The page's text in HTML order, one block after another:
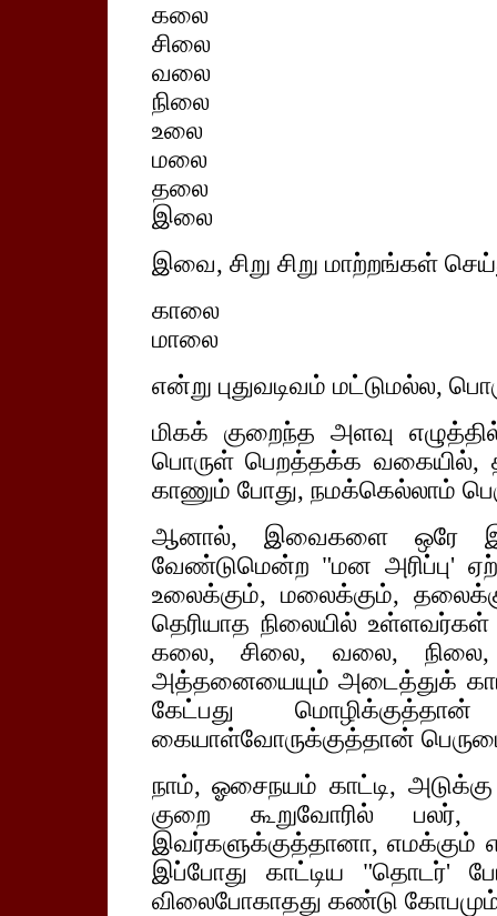
கலை
சிலை
வலை
நிலை
உலை
மலை
தலை
இலை
இவை, சிறு சிறு மாற்றங்கள்
காலை
மாலை
என்று புதுவடிவம் மட்டுமல்ல,
மிகக் குறைந்த அளவு
பொருள் பெறத்தக்க வகையில்,
காணும் போது, நமக்கெல்லாம்
ஆனால், இவைகளை ஒரே
வேண்டுமென்ற "மன அரிப்பு'
உலைக்கும், மலைக்கும்,
தெரியாத நிலையில் உள்ளவர்கள்
கலை, சிலை, வலை,
அத்தனையையும் அடைத்துக்
கேட்பது
கையாள்வோருக்குத்தான்
நாம், ஓசைநயம் காட்டி, அடுக்கு
குறை கூறுவோரில்
இவர்களுக்குத்தானா, எமக்கும்
இப்போது காட்டிய "தொடர்'
விலைபோகாதது கண்டு